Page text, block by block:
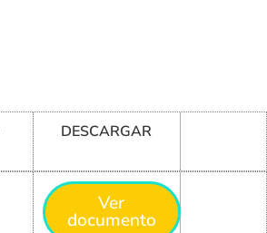
DESCARGAR
Ver
documento